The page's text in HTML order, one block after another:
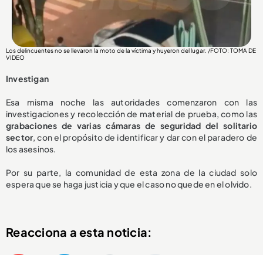
Los delincuentes no se llevaron la moto de la víctima y huyeron del lugar. /FOTO: TOMA DE
VIDEO
Investigan
Esa misma noche las autoridades comenzaron con las
investigaciones y recolección de material de prueba, como las
grabaciones de varias cámaras de seguridad del solitario
sector, con el propósito de identificar y dar con el paradero de
los asesinos.
Por su parte, la comunidad de esta zona de la ciudad solo
espera que se haga justicia y que el caso no quede en el olvido.
Reacciona a esta noticia: